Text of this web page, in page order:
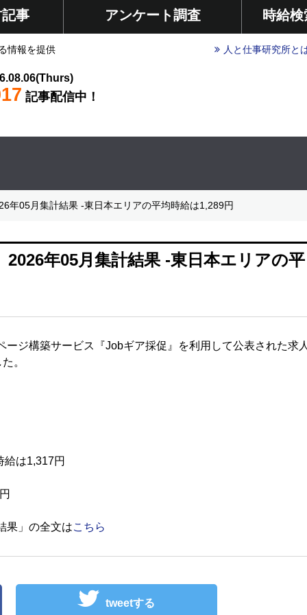
事 アンケート調査 時給
情報を提供 人と仕事研究所と
記事配信中！
05月集計結果 -東日本エリアの平均時給は1,289円
年05月集計結果 -東日本エリアの平
ジ構築サービス『Jobギア採促』を利用して公表された求人
。
は1,317円
果」の全文はこちら
tweetする